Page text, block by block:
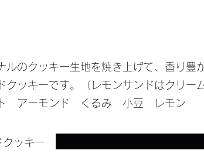
のクッキー生地を焼き上げて、香り豊
クッキーです。（レモンサンドはク
アーモンド くるみ 小豆 レモン 【
クッキー